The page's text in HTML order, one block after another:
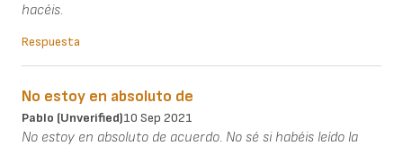
hacéis.
Respuesta
No estoy en absoluto de
Pablo (unverified)10 Sep 2021
No estoy en absoluto de acuerdo. No sé si habéis leído la